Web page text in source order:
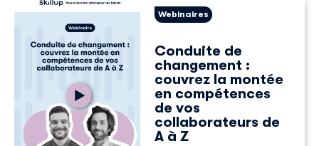
Webinaires
Conduite de
changement :
couvrez la montée
en compétences
de vos
collaborateurs de
A à Z